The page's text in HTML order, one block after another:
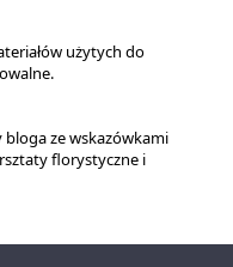
użytych do
bloga ze wskazówkami
florystyczne i